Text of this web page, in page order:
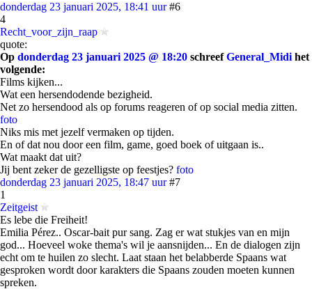
donderdag 23 januari 2025, 18:41 uur #6
4
Recht_voor_zijn_raap
quote:
Op donderdag 23 januari 2025 @ 18:20 schreefGeneral_Midi het
volgende:
Films kijken...
Wat een hersendodende bezigheid.
Net zo hersendood als op forums reageren of op social media zitten.
foto
Niks mis met jezelf vermaken op tijden.
En of dat nou door een film, game, goed boek of uitgaan is..
Wat maakt dat uit?
Jij bent zeker de gezelligste op feestjes? foto
donderdag 23 januari 2025, 18:47 uur #7
1
Zeitgeist
Es lebe die Freiheit!
Emilia Pérez.. Oscar-bait pur sang. Zag er wat stukjes van en mijn
god... Hoeveel woke thema's wil je aansnijden... En de dialogen zijn
echt om te huilen zo slecht. Laat staan het belabberde Spaans wat
gesproken wordt door karakters die Spaans zouden moeten kunnen
spreken.